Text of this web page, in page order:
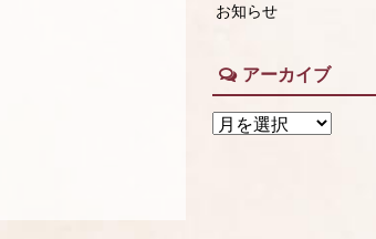
お知らせ
アーカイブ